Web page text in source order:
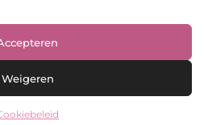
Weigeren
All Right Reserved.